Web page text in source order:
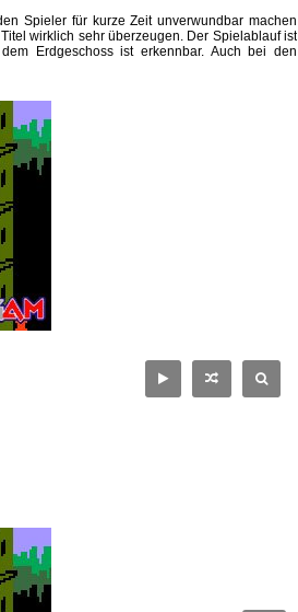
Spieler für kurze Zeit unverwundbar machen
wirklich sehr überzeugen. Der Spielablauf ist
Erdgeschoss ist erkennbar. Auch bei den